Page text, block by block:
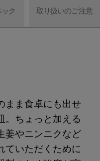
ク 取り扱いのご注意
まま食卓にも出せ
。ちょっと加える
姜やニンニクなど
ていただくために